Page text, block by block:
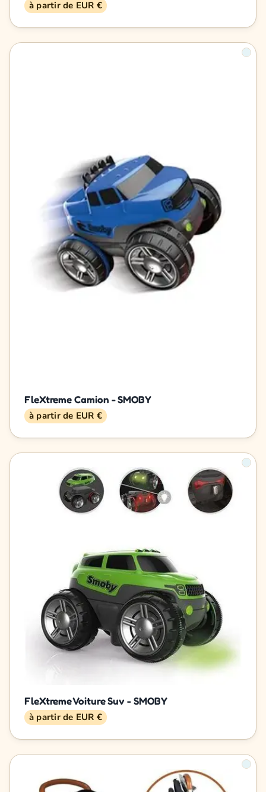
à partir de EUR €
FleXtreme Camion - SMOBY
à partir de EUR €
FleXtreme Voiture Suv - SMOBY
à partir de EUR €